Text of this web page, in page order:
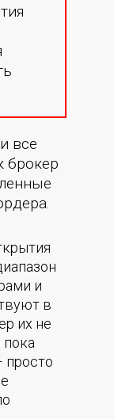
все
брокер
и
в
их не
пока
просто